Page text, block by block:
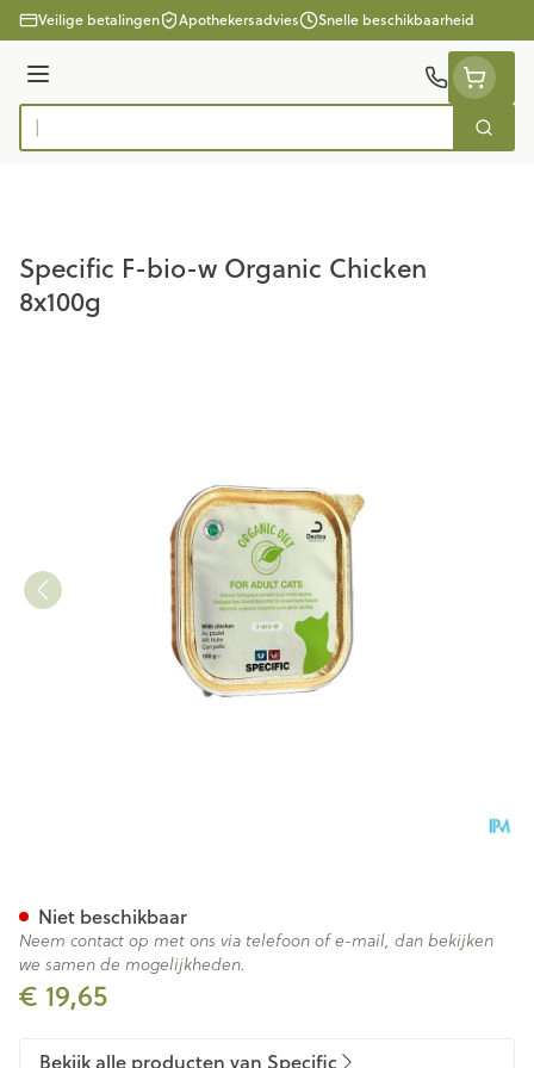
Ga naar de inhoud
Veilige betalingen Apothekersadvies Snelle beschikbaarheid
Menu
Product, merk, categorie...
Zoek
Specific F-bio-w Organic Chicken
8x100g
€ 19,65
Niet beschikbaar
Neem contact op met ons via telefoon of e-mail, dan bekijken
we samen de mogelijkheden.
Bekijk alle producten van Specific